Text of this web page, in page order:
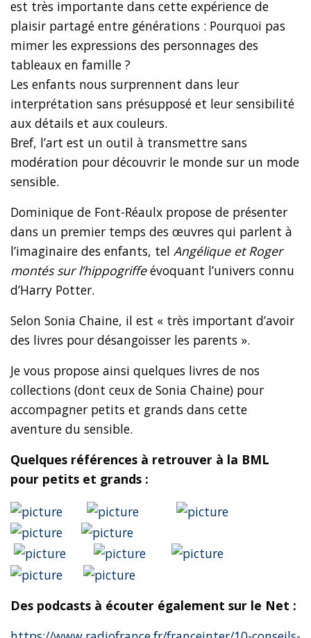
est très importante dans cette expérience de
plaisir partagé entre générations : Pourquoi pas
mimer les expressions des personnages des
tableaux en famille ?
Les enfants nous surprennent dans leur
interprétation sans présupposé et leur sensibilité
aux détails et aux couleurs.
Bref, l’art est un outil à transmettre sans
modération pour découvrir le monde sur un mode
sensible.
Dominique de Font-Réaulx propose de présenter
dans un premier temps des œuvres qui parlent à
l’imaginaire des enfants, tel Angélique et Roger
montés sur l’hippogriffeévoquant l’univers connu
d’Harry Potter.
Selon Sonia Chaine, il est « très important d’avoir
des livres pour désangoisser les parents ».
Je vous propose ainsi quelques livres de nos
collections (dont ceux de Sonia Chaine) pour
accompagner petits et grands dans cette
aventure du sensible.
Quelques références à retrouver à la BML
pour petits et grands :
Des podcasts à écouter également sur le Net :